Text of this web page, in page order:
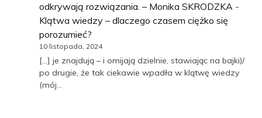
odkrywają rozwiązania. – Monika SKRODZKA -
Klątwa wiedzy – dlaczego czasem ciężko się
porozumieć?
10 listopada, 2024
[…] je znajdują – i omijają dzielnie, stawiając na bajki)/
po drugie, że tak ciekawie wpadła w klątwę wiedzy
(mój…